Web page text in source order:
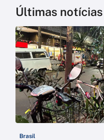
Últimas notícias
Brasil